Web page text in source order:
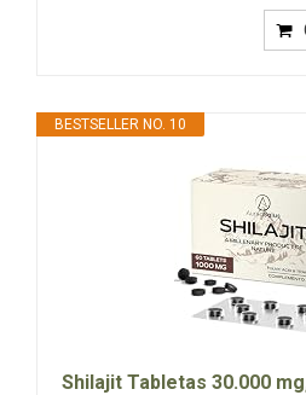
BESTSELLER NO. 10
Shilajit Tabletas 30.000